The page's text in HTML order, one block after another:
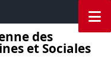
des
et Sociales